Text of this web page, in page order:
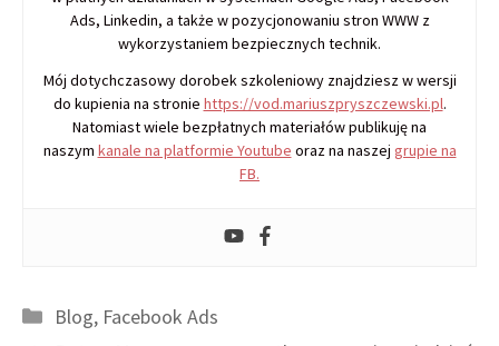
Ads, Linkedin, a także w pozycjonowaniu stron WWW z
wykorzystaniem bezpiecznych technik.
Mój dotychczasowy dorobek szkoleniowy znajdziesz w wersji
do kupienia na stronie https://vod.mariuszpryszczewski.pl.
Natomiast wiele bezpłatnych materiałów publikuję na
naszym kanale na platformie Youtube oraz na naszej grupie na
FB.
Kategorie
Blog, Facebook Ads